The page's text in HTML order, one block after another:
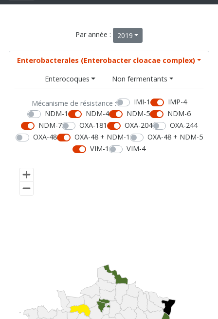
Par année : 2019
Enterobacterales (Enterobacter cloacae complex)
Enterocoques
Non fermentants
Mécanisme de résistance : IMI-1
IMP-4
NDM-1
NDM-4 NDM-5
NDM-6
NDM-7
OXA-181 OXA-204
OXA-244
OXA-48
OXA-48 + NDM-1
OXA-48 + NDM-5
VIM-1
VIM-4